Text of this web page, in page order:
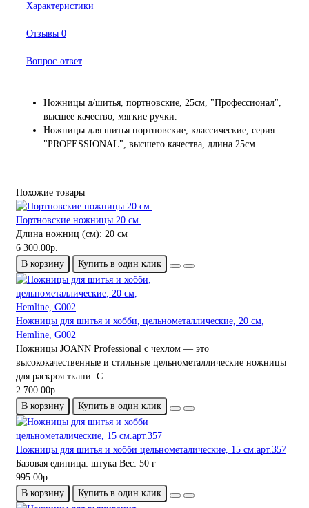
Характеристики
Отзывы 0
Вопрос-ответ
Ножницы д/шитья, портновские, 25см, "Профессионал",
высшее качество, мягкие ручки.
Ножницы для шитья портновские, классические, серия
"PROFESSIONAL", высшего качества, длина 25см.
Похожие товары
Портновские ножницы 20 см.
Длина ножниц (см): 20 см
6 300.00р.
В корзину
Купить в один клик
Ножницы для шитья и хобби, цельнометаллические, 20 см,
Hemline, G002
Ножницы JOANN Professional с чехлом — это
высококачественные и стильные цельнометаллические ножницы
для раскроя ткани. С..
2 700.00р.
В корзину
Купить в один клик
Ножницы для шитья и хобби цельнометалические, 15 см.арт.357
Базовая единица: штука Вес: 50 г
995.00р.
В корзину
Купить в один клик